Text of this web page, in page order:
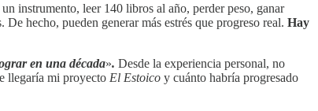
instrumento, leer 140 libros al año, perder peso, ganar
hecho, pueden generar más estrés que progreso real. Hay
en una década». Desde la experiencia personal, no
llegaría mi proyecto El Estoico y cuánto habría progresado